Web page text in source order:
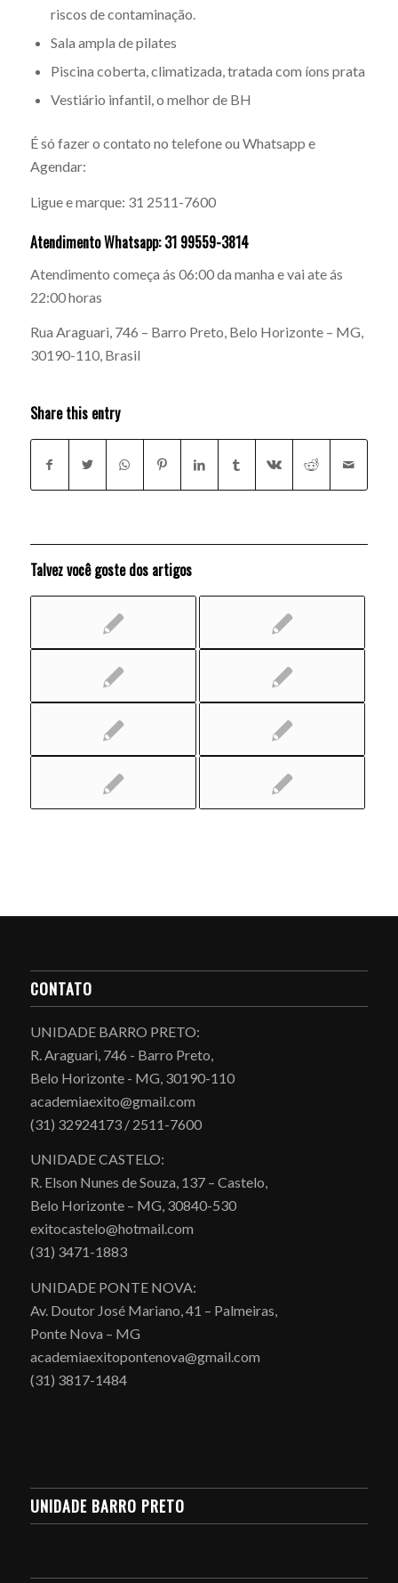
riscos de contaminação.
Sala ampla de pilates
Piscina coberta, climatizada, tratada com íons prata
Vestiário infantil, o melhor de BH
É só fazer o contato no telefone ou Whatsapp e
Agendar:
Ligue e marque: 31 2511-7600
Atendimento Whatsapp: 31 99559-3814
Atendimento começa ás 06:00 da manha e vai ate ás
22:00 horas
Rua Araguari, 746 – Barro Preto, Belo Horizonte – MG,
30190-110, Brasil
Share this entry
Talvez você goste dos artigos
CONTATO
UNIDADE BARRO PRETO:
R. Araguari, 746 - Barro Preto,
Belo Horizonte - MG, 30190-110
academiaexito@gmail.com
(31) 32924173 / 2511-7600
UNIDADE CASTELO:
R. Elson Nunes de Souza, 137 – Castelo,
Belo Horizonte – MG, 30840-530
exitocastelo@hotmail.com
(31) 3471-1883
UNIDADE PONTE NOVA:
Av. Doutor José Mariano, 41 – Palmeiras,
Ponte Nova – MG
academiaexitopontenova@gmail.com
(31) 3817-1484
UNIDADE BARRO PRETO